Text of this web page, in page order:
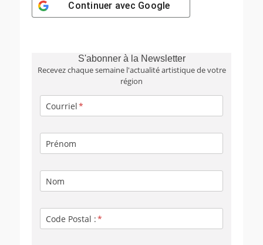
Continuer avec Google
S'abonner à la Newsletter
Recevez chaque semaine l'actualité artistique de votre
région
Courriel
Prénom
Nom
Code Postal :